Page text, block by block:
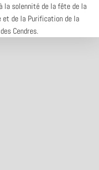
la solennité de la fête de la
et de la Purification de la
Cendres.